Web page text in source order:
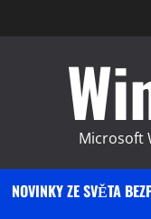
Microsoft
NOVINKY ZE SVĚTA